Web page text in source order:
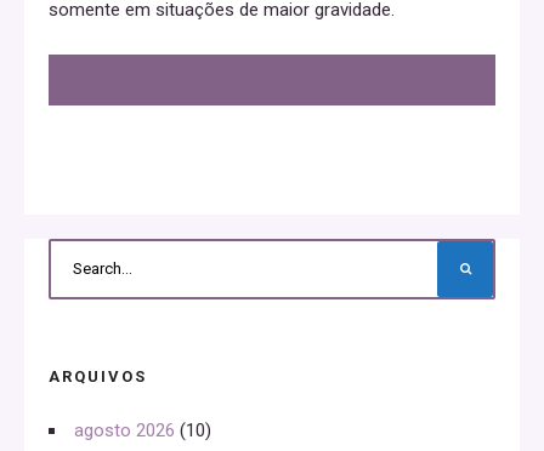
somente em situações de maior gravidade.
ARQUIVOS
agosto 2026 (10)